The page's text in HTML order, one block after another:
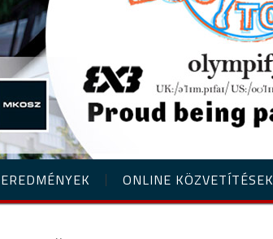
EREDMÉNYEK ONLINE KÖZVETÍTÉSEK